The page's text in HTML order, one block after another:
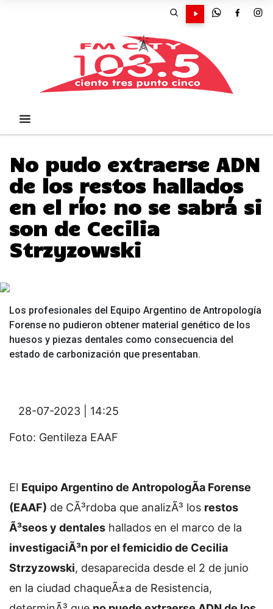
No pudo extraerse ADN
de los restos hallados
en el río: no se sabrá si
son de Cecilia
Strzyzowski
Los profesionales del Equipo Argentino de Antropología
Forense no pudieron obtener material genético de los
huesos y piezas dentales como consecuencia del
estado de carbonización que presentaban.
28-07-2023 | 14:25
Foto: Gentileza EAAF
El Equipo Argentino de AntropologÃ­a Forense
(EAAF) de CÃ³rdoba que analizÃ³ los restos
Ã³seos y dentales hallados en el marco de la
investigaciÃ³n por el femicidio de Cecilia
Strzyzowski, desaparecida desde el 2 de junio
en la ciudad chaqueÃ±a de Resistencia,